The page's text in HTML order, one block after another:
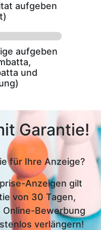
aufgeben
aufgeben
und
Garantie!
für Ihre Anzeige?
Anzeigen gilt
von 30 Tagen,
Bewerbung
verlängern!